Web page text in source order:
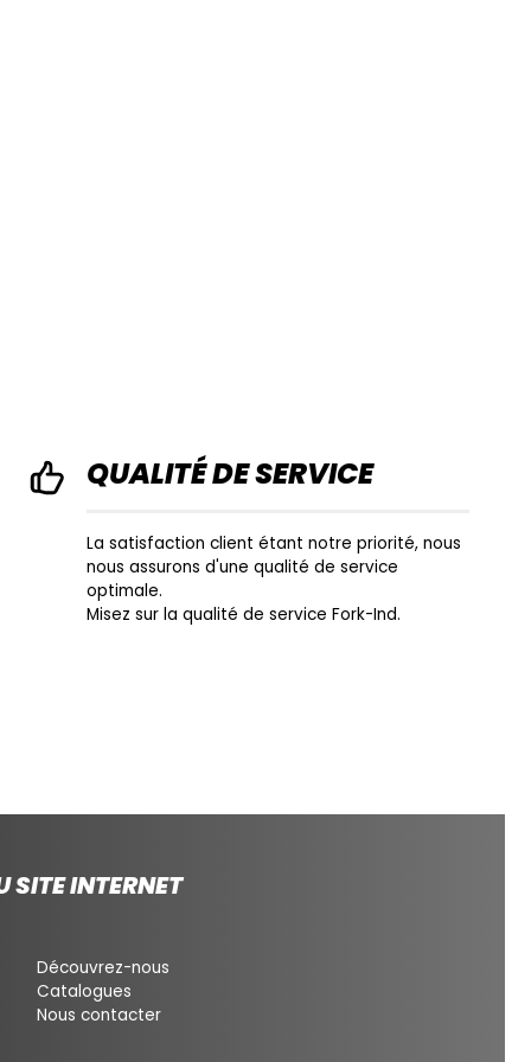
QUALITÉ DE SERVICE
La satisfaction client étant notre priorité, nous
nous assurons d'une qualité de service
optimale.
Misez sur la qualité de service Fork-Ind.
SITE INTERNET
Découvrez-nous
Catalogues
Nous contacter